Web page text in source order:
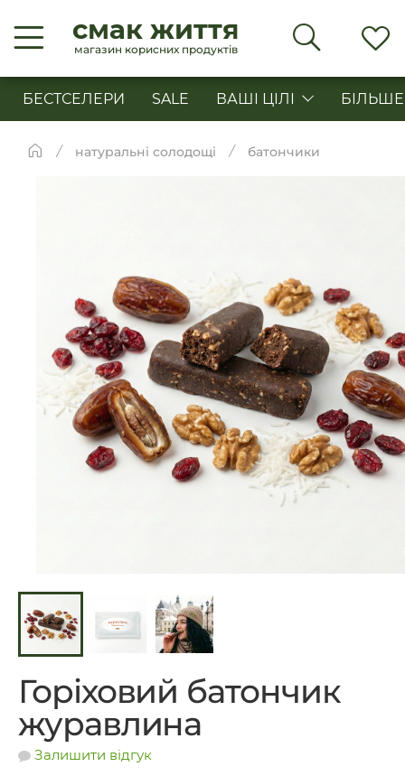
смак життя
магазин корисних продуктів
БЕСТСЕЛЕРИ SALE ВАШІ ЦІЛІ БІЛЬШЕ
натуральні солодощі батончики
Горіховий батончик
журавлина
Залишити відгук